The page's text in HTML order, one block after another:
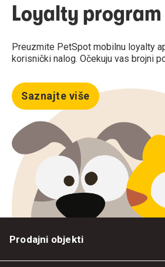
Loyalty program
Preuzmite PetSpot mobilnu loyalty
korisnički nalog. Očekuju vas brojni
Saznajte više
Prodajni objekti